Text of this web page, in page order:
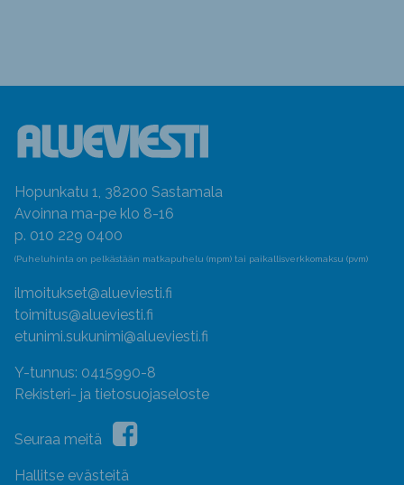
Hopunkatu 1, 38200 Sastamala
Avoinna ma-pe klo 8-16
p. 010 229 0400
(Puheluhinta on pelkästään matkapuhelu (mpm) tai paikallisverkkomaksu (pvm)
ilmoitukset@alueviesti.fi
toimitus@alueviesti.fi
etunimi.sukunimi@alueviesti.fi
Y-tunnus: 0415990-8
Rekisteri- ja tietosuojaseloste
Seuraa meitä
Hallitse evästeitä